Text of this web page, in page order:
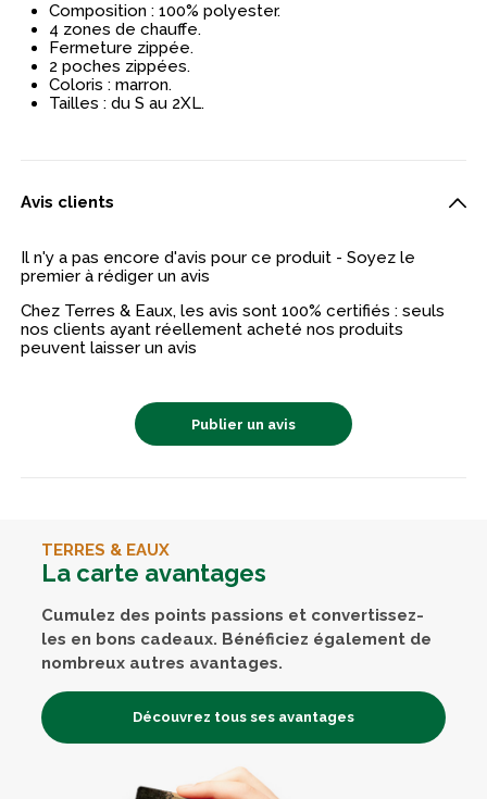
Composition : 100% polyester.
4 zones de chauffe.
Fermeture zippée.
2 poches zippées.
Coloris : marron.
Tailles : du S au 2XL.
Avis clients
Il n'y a pas encore d'avis pour ce produit - Soyez le
premier à rédiger un avis
Chez Terres & Eaux, les avis sont 100% certifiés : seuls
nos clients ayant réellement acheté nos produits
peuvent laisser un avis
Publier un avis
TERRES & EAUX
La carte avantages
Cumulez des points passions et convertissez-
les en bons cadeaux. Bénéficiez également de
nombreux autres avantages.
Découvrez tous ses avantages